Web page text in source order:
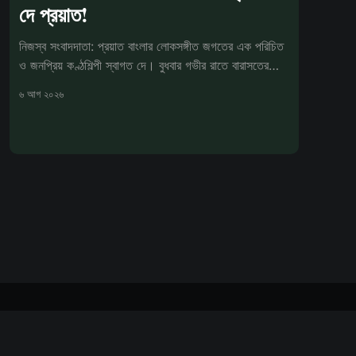
দে প্রয়াত!
নিজস্ব সংবাদদাতা: প্রয়াত বাংলার লোকসঙ্গীত জগতের এক পরিচিত
ও জনপ্রিয় কণ্ঠশিল্পী স্বাগত দে। বুধবার গভীর রাতে বারাসতের
৬ আগ ২০২৬